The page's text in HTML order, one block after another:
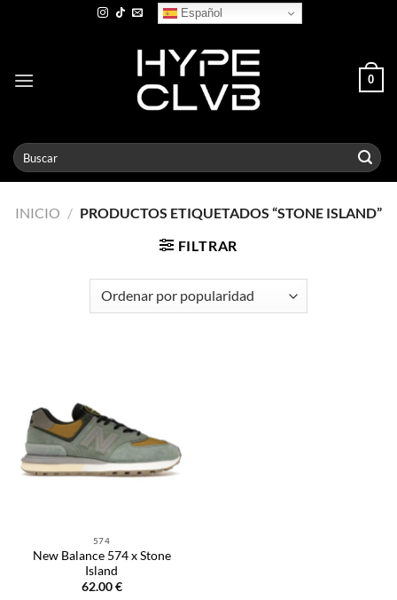
Español
0
Buscar
por:
INICIO / PRODUCTOS ETIQUETADOS “STONE ISLAND”
FILTRAR
574
New Balance 574 x Stone
Island
62.00€